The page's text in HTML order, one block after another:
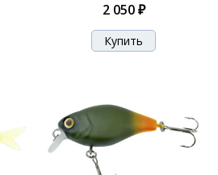
2 070 ₽
2 050 ₽